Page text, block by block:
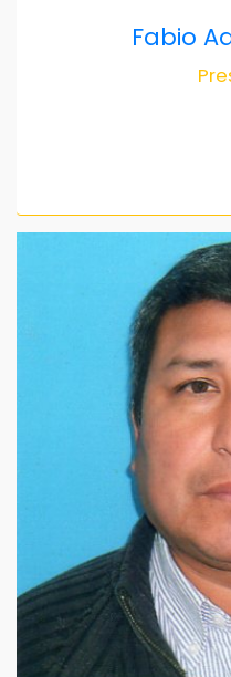
Fabio